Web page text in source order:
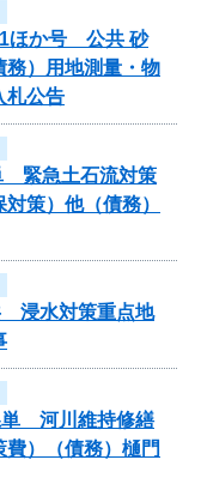
1ほか号 公共 砂
務）用地測量・物
札公告
緊急土石流対策
策）他（債務）
浸水対策重点地
単 河川維持修繕
）（債務）樋門